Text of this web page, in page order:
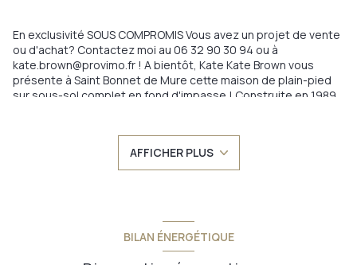
En exclusivité SOUS COMPROMIS Vous avez un projet de vente
ou d'achat? Contactez moi au 06 32 90 30 94 ou à
kate.brown@provimo.fr ! A bientôt, Kate Kate Brown vous
présente à Saint Bonnet de Mure cette maison de plain-pied
sur sous-sol complet en fond d'impasse ! Construite en 1989,
créant un étage ! Toutes les infos sur la rénovation plus bas
Vous avez un projet immobilier? Vous souhaitez visiter?
Appelez kate au 06 32 90 30 94 La belle pièce de vie de 42,50
pièce de vie est également climatisée depuis mai 2021 Elle
récemment entièrement refaite Cocon au calme avec un bel
AFFICHER PLUS
BILAN ÉNERGÉTIQUE